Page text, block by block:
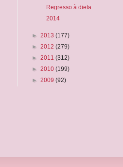
Regresso à dieta
2014
► 2013 (177)
► 2012 (279)
► 2011 (312)
► 2010 (199)
► 2009 (92)